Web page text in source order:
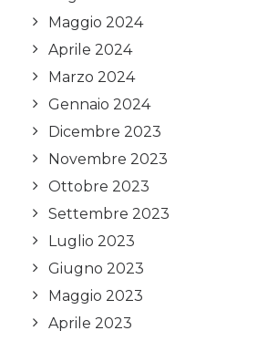
Maggio 2024
Aprile 2024
Marzo 2024
Gennaio 2024
Dicembre 2023
Novembre 2023
Ottobre 2023
Settembre 2023
Luglio 2023
Giugno 2023
Maggio 2023
Aprile 2023